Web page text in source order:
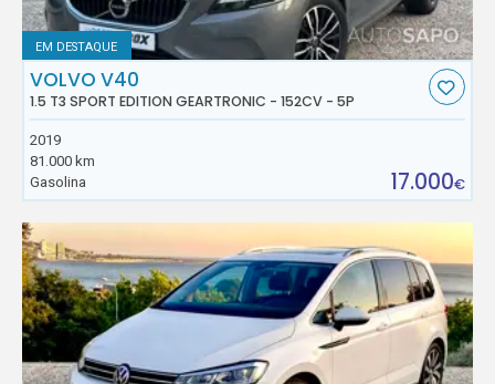
EM DESTAQUE
VOLVO V40
1.5 T3 SPORT EDITION GEARTRONIC - 152CV - 5P
2019
81.000 km
Gasolina
17.000€